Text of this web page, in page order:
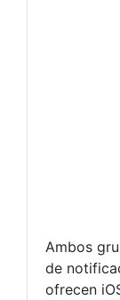
Ambos
de
ofrecen